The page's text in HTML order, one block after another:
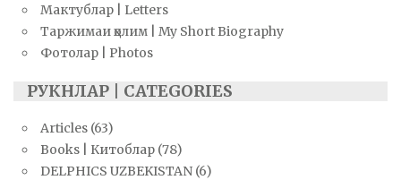
Мактублар | Letters
Таржимаи ҳолим | My Short Biography
Фотолар | Photos
РУКНЛАР | CATEGORIES
Articles (63)
Books | Китоблар (78)
DELPHICS UZBEKISTAN (6)